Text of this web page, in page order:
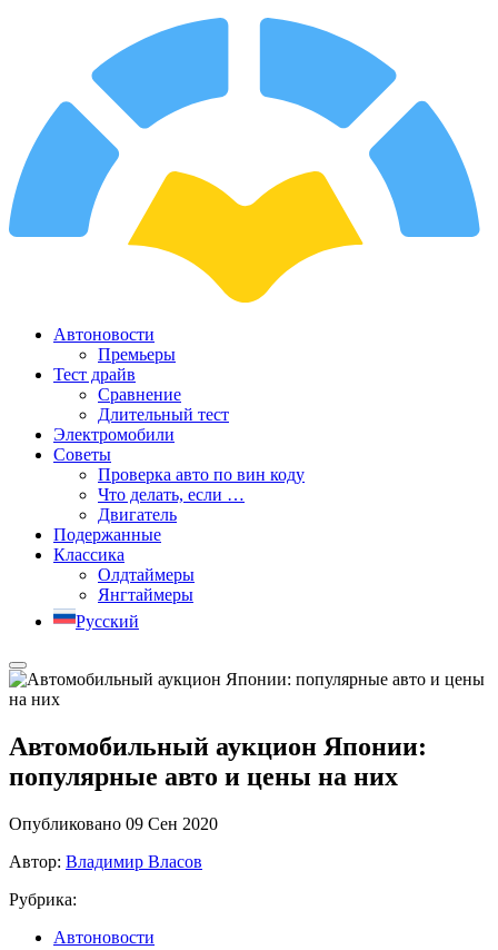
Автоновости
Премьеры
Тест драйв
Сравнение
Длительный тест
Электромобили
Советы
Проверка авто по вин коду
Что делать, если …
Двигатель
Подержанные
Классика
Олдтаймеры
Янгтаймеры
Русский
Автомобильный аукцион Японии:
популярные авто и цены на них
Опубликовано 09 Сен 2020
Автор: Владимир Власов
Рубрика:
Автоновости